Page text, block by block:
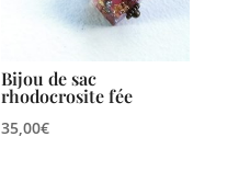
Bijou de sac
rhodocrosite fée
35,00€